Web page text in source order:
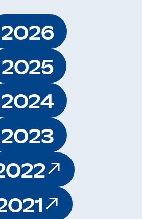
2026
2025
2024
2023